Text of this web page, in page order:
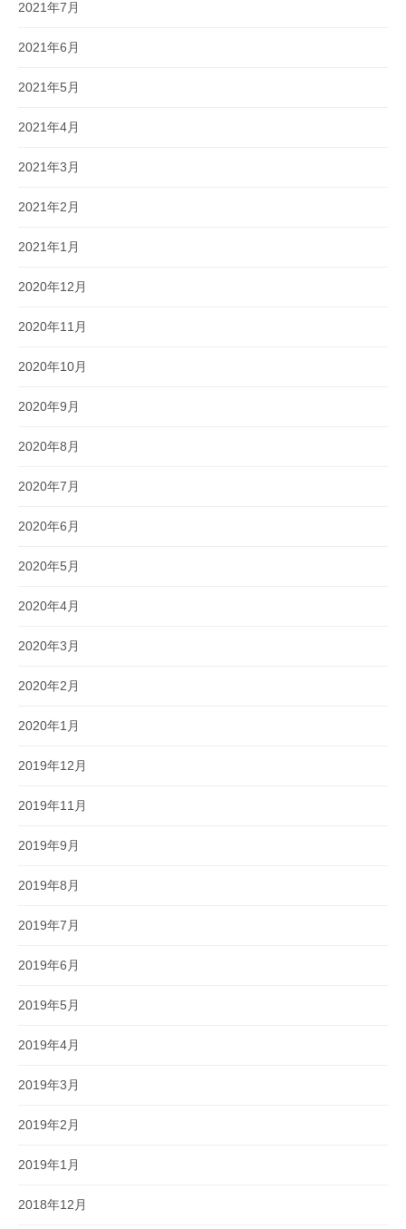
2021年7月
2021年6月
2021年5月
2021年4月
2021年3月
2021年2月
2021年1月
2020年12月
2020年11月
2020年10月
2020年9月
2020年8月
2020年7月
2020年6月
2020年5月
2020年4月
2020年3月
2020年2月
2020年1月
2019年12月
2019年11月
2019年9月
2019年8月
2019年7月
2019年6月
2019年5月
2019年4月
2019年3月
2019年2月
2019年1月
2018年12月